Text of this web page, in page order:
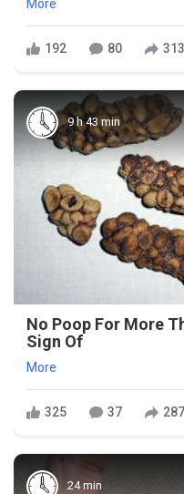
More
192 80 313
9 h 43 min
No Poop For More
Sign Of
More
325 37 287
24 min